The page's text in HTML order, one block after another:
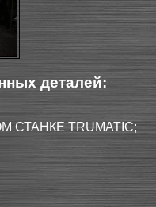
деталей:
TRUMATIC;